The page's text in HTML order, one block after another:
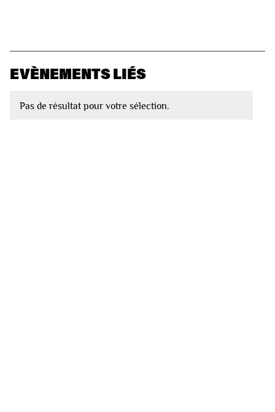
EVÈNEMENTS LIÉS
Pas de résultat pour votre sélection.